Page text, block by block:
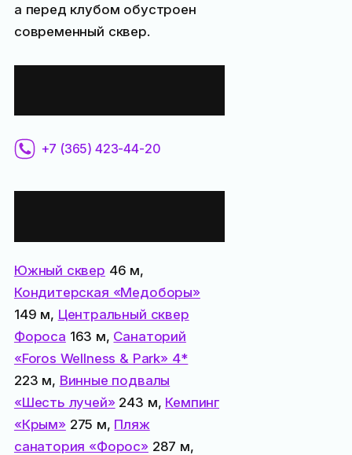
а перед клубом обустроен
современный сквер.
+7 (365) 423-44-20
Южный сквер 46 м,
Кондитерская «Медоборы»
149 м, Центральный сквер
Фороса 163 м, Санаторий
«Foros Wellness & Park» 4*
223 м, Винные подвалы
«Шесть лучей»243 м, Кемпинг
«Крым»275 м, Пляж
санатория «Форос»287 м,